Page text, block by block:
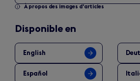
À propos des images d'articles
Disponible en
English
Español